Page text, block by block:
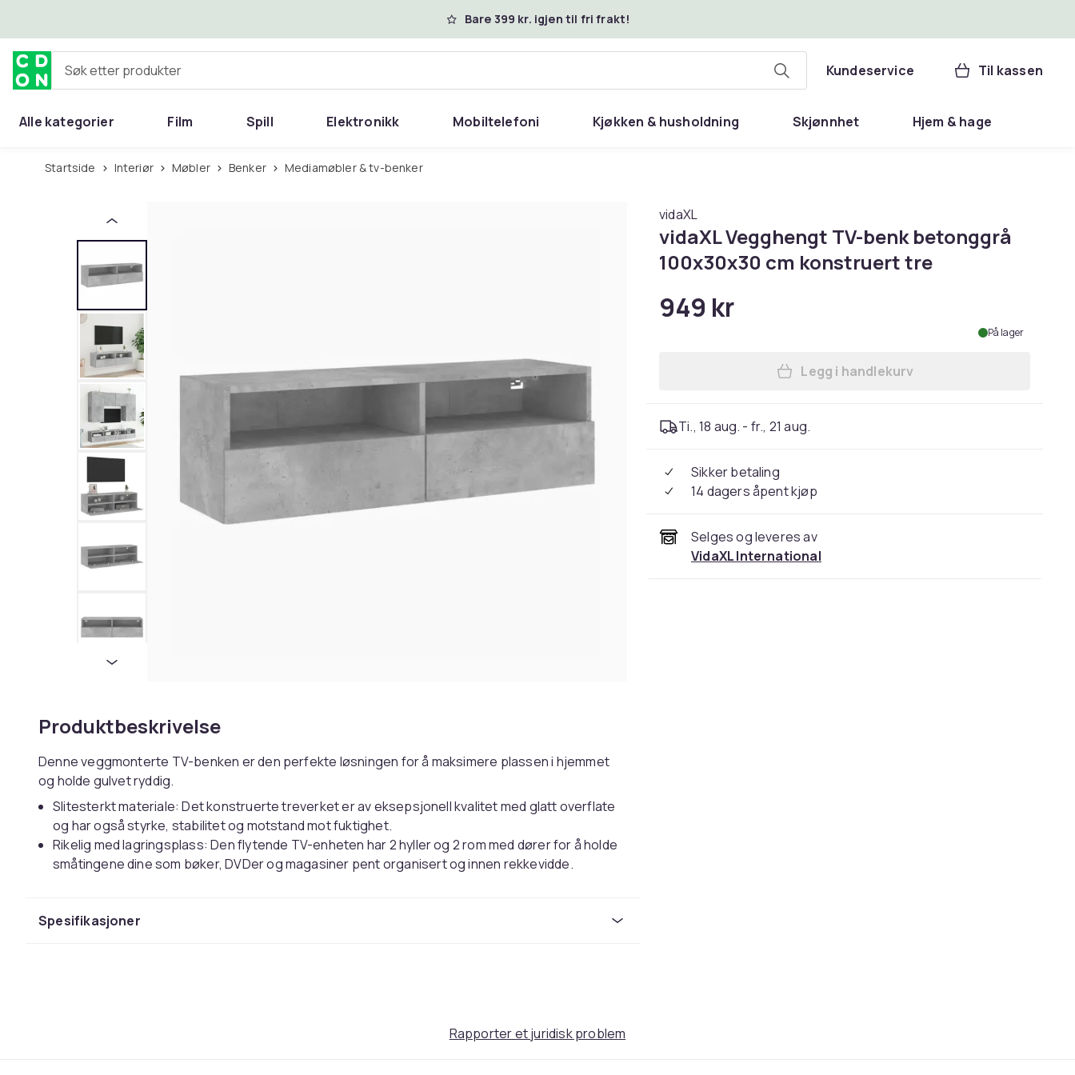
Bare 399 kr. igjen til fri frakt!
Søk etter produkter Kundeservice Til kassen
Alle kategorier Film Spill Elektronikk Mobiltelefoni Kjøkken & husholdning Skjønnhet Hjem & hage
Startside Interiør Møbler Benker Mediamøbler & tv-benker
Produktbeskrivelse
Denne veggmonterte TV-benken er den perfekte løsningen for å maksimere plassen i hjemmet
og holde gulvet ryddig.
Slitesterkt materiale: Det konstruerte treverket er av eksepsjonell kvalitet med glatt overflate
og har også styrke, stabilitet og motstand mot fuktighet.
Rikelig med lagringsplass: Den flytende TV-enheten har 2 hyller og 2 rom med dører for å holde
småtingene dine som bøker, DVDer og magasiner pent organisert og innen rekkevidde.
Godt å vite:
Spesifikasjoner
vidaXL
vidaXL Vegghengt TV-benk betonggrå
100x30x30 cm konstruert tre
949 kr
På lager
Legg vidaXL Vegghengt TV-benk
Legg i handlekurv
Ti., 18 aug. - fr., 21 aug.
Sikker betaling
14 dagers åpent kjøp
Selges og leveres av
VidaXL International
Rapporter et juridisk problem